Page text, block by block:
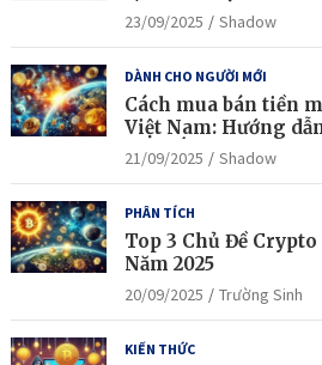
23/09/2025 Shadow
DÀNH CHO NGƯỜI MỚI
Cách mua bán tiền
Việt Nam: Hướng
mới bắt đầu
21/09/2025 Shadow
PHÂN TÍCH
Top 3 Chủ Đề
Năm 2025
20/09/2025 Trường Sinh
KIẾN THỨC